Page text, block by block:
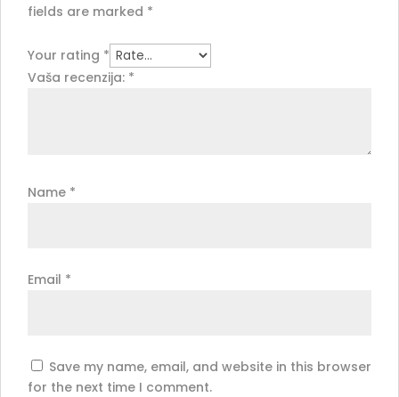
fields are marked *
Your rating *
Vaša recenzija: *
Name *
Email *
Save my name, email, and website in this browser
for the next time I comment.